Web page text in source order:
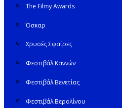
The Filmy Awards
Όσκαρ
Χρυσές Σφαίρες
Φεστιβάλ Καννών
Φεστιβάλ Βενετίας
Φεστιβάλ Βερολίνου